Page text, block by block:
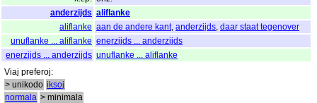
anderzijds aliflanke
aliflanke aan de andere kant, anderzijds daar staat tegenover
unuflanke ... aliflanke enerzijds ... anderzijds
enerzijds ... anderzijds unuflanke ... aliflanke
Viaj preferoj:
> unikodo iksoj
normala > minimala